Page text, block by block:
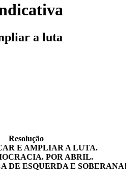
a luta
Resolução
E AMPLIAR A LUTA.
POR ABRIL.
DE ESQUERDA E SOBERANA!